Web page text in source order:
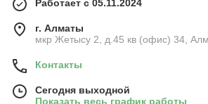
Работает с 05.11.2024
г. Алматы
мкр Жетысу 2, д.45 кв (офис) 34,
Контакты
Сегодня выходной
Показать весь график работы